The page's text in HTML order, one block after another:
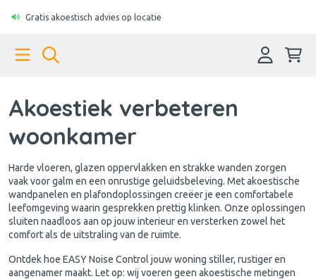
Gratis akoestisch advies op locatie
Akoestiek verbeteren
woonkamer
Harde vloeren, glazen oppervlakken en strakke wanden zorgen
vaak voor galm en een onrustige geluidsbeleving. Met akoestische
wandpanelen en plafondoplossingen creëer je een comfortabele
leefomgeving waarin gesprekken prettig klinken. Onze oplossingen
sluiten naadloos aan op jouw interieur en versterken zowel het
comfort als de uitstraling van de ruimte.
Ontdek hoe EASY Noise Control jouw woning stiller, rustiger en
aangenamer maakt. Let op: wij voeren geen akoestische metingen